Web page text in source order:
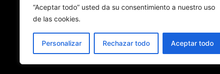
“Aceptar todo” usted da su consentimiento a nuestro uso
de las cookies.
Personalizar Rechazar todo Aceptar todo
Una mirada alternativa sobre la Iglesia católica
- Colectivos de Redes Cristianas